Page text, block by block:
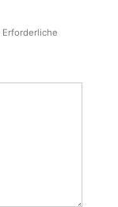
Erforderliche